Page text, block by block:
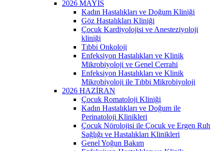
2026 MAYIS
Kadın Hastalıkları ve Doğum Kliniği
Göz Hastalıkları Kliniği
Çocuk Kardiyolojisi ve Anesteziyoloji
kliniği
Tıbbi Onkoloji
Enfeksiyon Hastalıkları ve Klinik
Mikrobiyoloji ve Genel Cerrahi
Enfeksiyon Hastalıkları ve Klinik
Mikrobiyoloji ile Tıbbi Mikrobiyoloji
2026 HAZİRAN
Çocuk Romatoloji Kliniği
Kadın Hastalıkları ve Doğum ile
Perinatoloji Klinikleri
Çocuk Nörolojisi ile Çocuk ve Ergen Ruh
Sağlığı ve Hastalıkları Klinikleri
Genel Yoğun Bakım